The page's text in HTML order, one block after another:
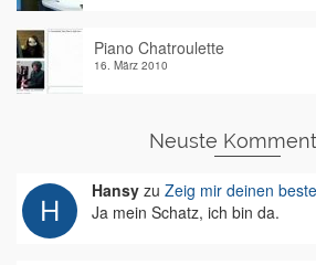
Piano Chatroulette
16. März 2010
Neuste
Hansy zu Zeig mir deinen
Ja mein Schatz, ich bin da.